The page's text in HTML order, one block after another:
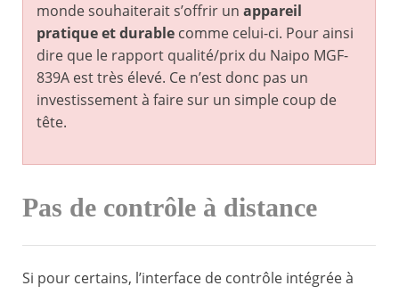
monde souhaiterait s’offrir un appareil
pratique et durable comme celui-ci. Pour ainsi
dire que le rapport qualité/prix du Naipo MGF-
839A est très élevé. Ce n’est donc pas un
investissement à faire sur un simple coup de
tête.
Pas de contrôle à distance
Si pour certains, l’interface de contrôle intégrée à